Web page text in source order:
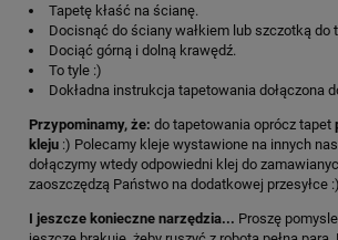
Tapetę kłaść na ścianę.
Docisnąć do ściany wałkiem lub szczotką do
Dociąć górną i dolną krawędź.
To tyle :)
Dokładna instrukcja tapetowania dołączona
Przypominamy, że: do tapetowania oprócz tapet
kleju :) Polecamy kleje wystawione na innych
dołączymy wtedy odpowiedni klej do
zaoszczędzą Państwo na dodatkowej przesyłce :)
I jeszcze konieczne narzędzia... Proszę